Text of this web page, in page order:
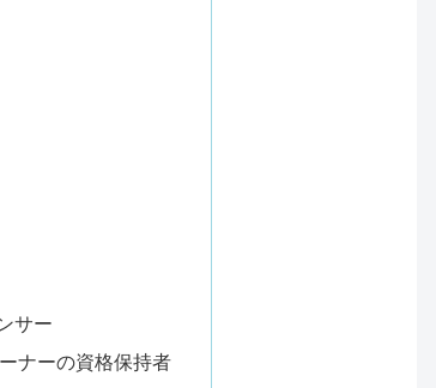
サー
ナーの資格保持者